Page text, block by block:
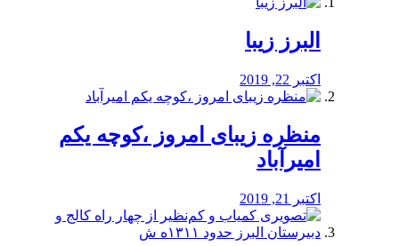
البرز زیبا
اکتبر 22, 2019
منظره‌‌ زیبای امروز ،کوچه یکم
امیرآباد
اکتبر 21, 2019